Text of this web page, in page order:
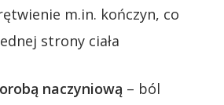
m.in. kończyn, co
strony ciała
naczyniową – ból